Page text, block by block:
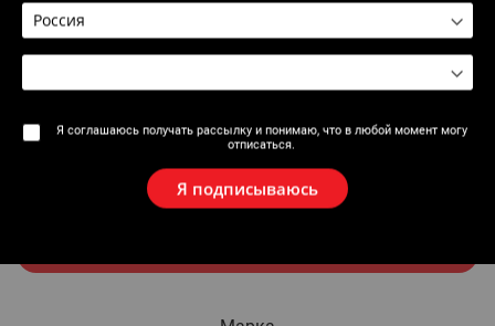
Электронная почта
Добавить гостя
Я соглашаюсь получать рассылку и понимаю, что в любой момент могу
отписаться.
Я подписываюсь